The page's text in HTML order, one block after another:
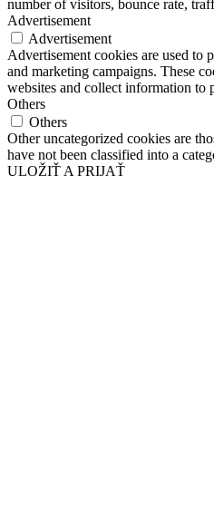
number of visitors, bounce rate,
Advertisement
Advertisement
Advertisement cookies are used to
and marketing campaigns. These
websites and collect information to
Others
Others
Other uncategorized cookies are
have not been classified into a
ULOŽIŤ A PRIJAŤ